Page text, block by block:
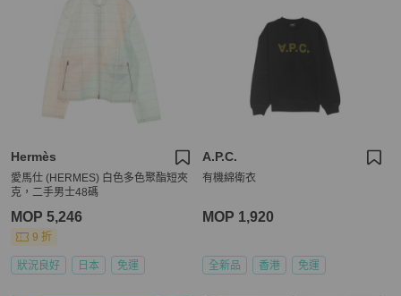
Hermès
愛馬仕 (HERMES) 白色多色聚酯短夾
克，二手男士48碼
MOP 5,246
9 折
狀況良好 日本 免運
A.P.C.
有機綿衛衣
MOP 1,920
全新品 香港 免運